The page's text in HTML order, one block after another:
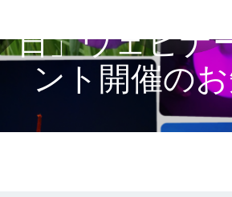
日」ウェビナ
ント開催の